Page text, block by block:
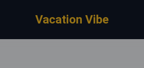
Vacation Vibe